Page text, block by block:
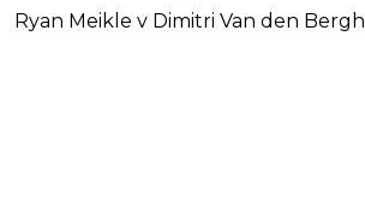
Ryan Meikle v Dimitri Van den Bergh